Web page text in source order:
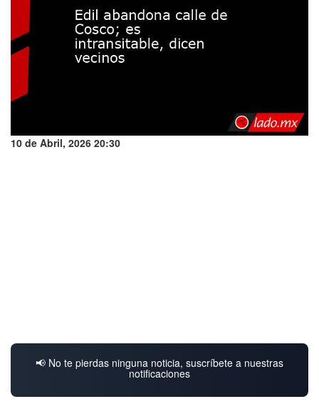
10 de Abril, 2026 20:30
📢 No te pierdas ninguna noticia, suscríbete a nuestras
notificaciones